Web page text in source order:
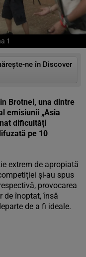
1
ne în Discover
Brotnei, una dintre
emisiunii „Asia
dificultăți
pe 10
extrem de apropiată
și-au spus
provocarea
de înoptat, însă
de a fi ideale.